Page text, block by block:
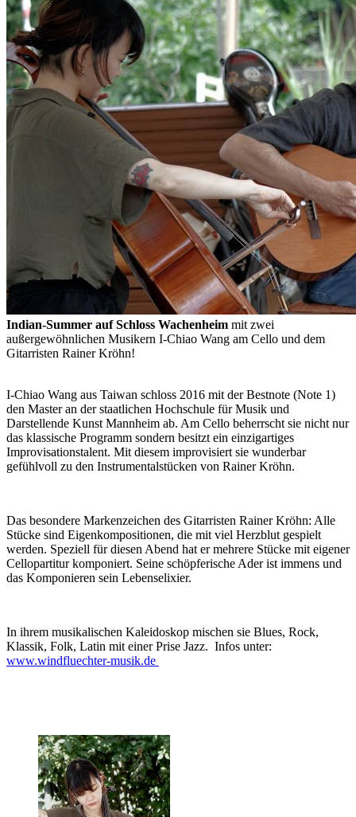
Indian-Summer auf Schloss Wachenheim mit zwei
außergewöhnlichen Musikern I-Chiao Wang am Cello und dem
Gitarristen Rainer Kröhn!
I-Chiao Wang aus Taiwan schloss 2016 mit der Bestnote (Note 1)
den Master an der staatlichen Hochschule für Musik und
Darstellende Kunst Mannheim ab. Am Cello beherrscht sie nicht nur
das klassische Programm sondern besitzt ein einzigartiges
Improvisationstalent. Mit diesem improvisiert sie wunderbar
gefühlvoll zu den Instrumentalstücken von Rainer Kröhn.
Das besondere Markenzeichen des Gitarristen Rainer Kröhn: Alle
Stücke sind Eigenkompositionen, die mit viel Herzblut gespielt
werden. Speziell für diesen Abend hat er mehrere Stücke mit eigener
Cellopartitur komponiert. Seine schöpferische Ader ist immens und
das Komponieren sein Lebenselixier.
In ihrem musikalischen Kaleidoskop mischen sie Blues, Rock,
Klassik, Folk, Latin mit einer Prise Jazz. Infos unter:
www.windfluechter-musik.de